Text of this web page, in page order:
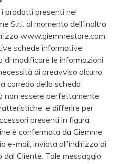
prodotti presenti nel
S.r.l. al momento dell'inoltro
www.giemmestore.com,
schede informative.
di modificare le informazioni
di preavviso alcuno.
corredo della scheda
non essere perfettamente
e differire per
presenti in figura.
è confermata da Giemme
e-mail, inviata all'indirizzo di
Cliente. Tale messaggio